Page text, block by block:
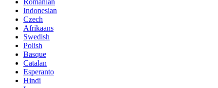
Indonesian
Czech
Afrikaans
Swedish
Polish
Basque
Catalan
Esperanto
Hindi